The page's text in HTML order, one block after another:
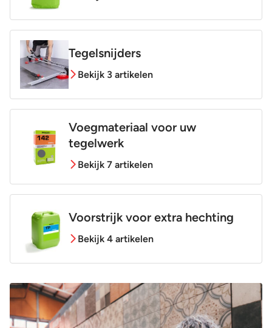
Tegelsnijders
Bekijk 3 artikelen
Voegmateriaal voor uw
tegelwerk
Bekijk 7 artikelen
Voorstrijk voor extra hechting
Bekijk 4 artikelen